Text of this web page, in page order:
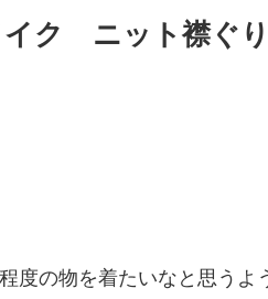
ク ニット襟ぐり
度の物を着たいなと思うよ